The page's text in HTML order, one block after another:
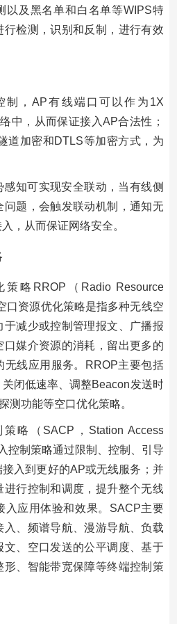
以及黑名单和白名单等WIPS特
检测，识别和反制，进行有效
制，AP有线端口可以作为1X
中，从而保证接入AP合法性；
道加密和DTLS等加密方式，为
知可实现安全联动，当有线侧
题，会触发联动机制，通知无
，从而保证网络安全。
略RROP（Radio Resource
口资源优化策略是指多种无线空
于减少或控制管理报文、广播报
媒介资源的消耗，留出更多的
无线应用服务。RROP主要包括
闭低速率、调整Beacon发送时
测功能等空口优化策略。
略（SACP，Station Access
控制策略通过限制、控制、引导
入到更好的AP或无线服务；并
行控制和调度，提升整个无线
入应用体验和效果。SACP主要
、频谱导航、漫游导航、负载
、空口发送的公平调度、基于
、智能带宽保障等终端控制策